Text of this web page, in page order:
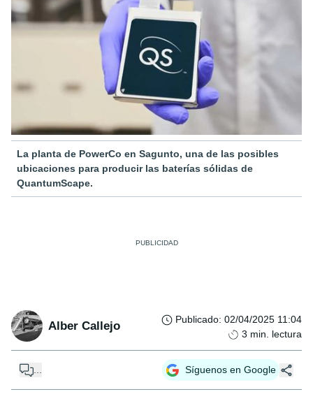
La planta de PowerCo en Sagunto, una de las posibles
ubicaciones para producir las baterías sólidas de
QuantumScape.
Alber Callejo Publicado: 02/04/2025 11:04
3 min. lectura
... Síguenos en Google